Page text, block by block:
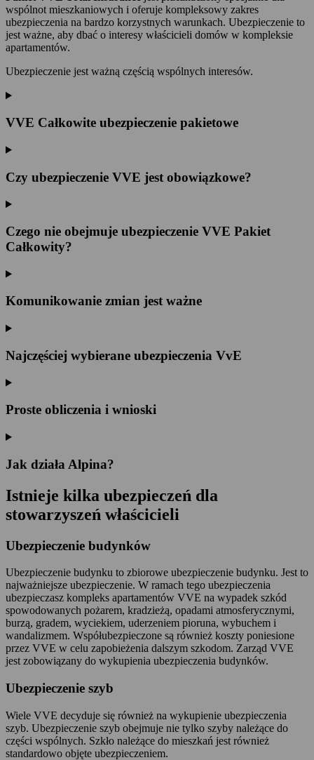
wspólnot mieszkaniowych i oferuje kompleksowy zakres
ubezpieczenia na bardzo korzystnych warunkach. Ubezpieczenie to
jest ważne, aby dbać o interesy właścicieli domów w kompleksie
apartamentów.
Ubezpieczenie jest ważną częścią wspólnych interesów.
VVE Całkowite ubezpieczenie pakietowe
Czy ubezpieczenie VVE jest obowiązkowe?
Czego nie obejmuje ubezpieczenie VVE Pakiet
Całkowity?
Komunikowanie zmian jest ważne
Najczęściej wybierane ubezpieczenia VvE
Proste obliczenia i wnioski
Jak działa Alpina?
Istnieje kilka ubezpieczeń dla
stowarzyszeń właścicieli
Ubezpieczenie budynków
Ubezpieczenie budynku to zbiorowe ubezpieczenie budynku. Jest to
najważniejsze ubezpieczenie. W ramach tego ubezpieczenia
ubezpieczasz kompleks apartamentów VVE na wypadek szkód
spowodowanych pożarem, kradzieżą, opadami atmosferycznymi,
burzą, gradem, wyciekiem, uderzeniem pioruna, wybuchem i
wandalizmem. Współubezpieczone są również koszty poniesione
przez VVE w celu zapobieżenia dalszym szkodom. Zarząd VVE
jest zobowiązany do wykupienia ubezpieczenia budynków.
Ubezpieczenie szyb
Wiele VVE decyduje się również na wykupienie ubezpieczenia
szyb. Ubezpieczenie szyb obejmuje nie tylko szyby należące do
części wspólnych. Szkło należące do mieszkań jest również
standardowo objęte ubezpieczeniem.